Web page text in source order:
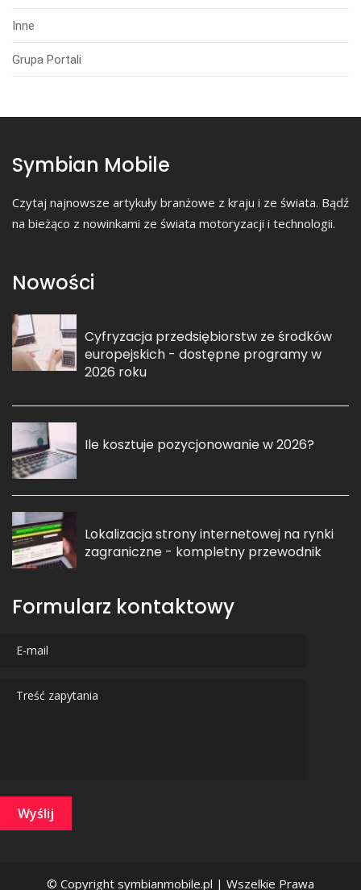
Inne
Grupa Portali
Symbian Mobile
Czytaj najnowsze artykuły branżowe z kraju i ze świata. Bądź
na bieżąco z nowinkami ze świata motoryzacji i technologii.
Nowości
Cyfryzacja przedsiębiorstw ze środków
europejskich - dostępne programy w
2026 roku
Ile kosztuje pozycjonowanie w 2026?
Lokalizacja strony internetowej na rynki
zagraniczne - kompletny przewodnik
Formularz kontaktowy
Wyślij
© Copyright symbianmobile.pl | Wszelkie Prawa